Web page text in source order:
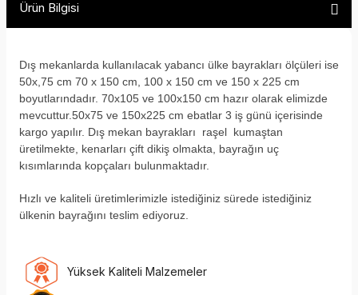
Ürün Bilgisi
Dış mekanlarda kullanılacak yabancı ülke bayrakları ölçüleri ise
50x,75 cm 70 x 150 cm, 100 x 150 cm ve 150 x 225 cm
boyutlarındadır. 70x105 ve 100x150 cm hazır olarak elimizde
mevcuttur.50x75 ve 150x225 cm ebatlar 3 iş günü içerisinde
kargo yapılır. Dış mekan bayrakları raşel kumaştan
üretilmekte, kenarları çift dikiş olmakta, bayrağın uç
kısımlarında kopçaları bulunmaktadır.
Hızlı ve kaliteli üretimlerimizle istediğiniz sürede istediğiniz
ülkenin bayrağını teslim ediyoruz.
Yüksek Kaliteli Malzemeler